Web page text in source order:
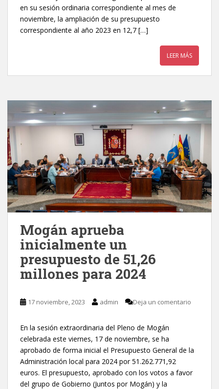
en su sesión ordinaria correspondiente al mes de
noviembre, la ampliación de su presupuesto
correspondiente al año 2023 en 12,7 […]
LEER MÁS
Mogán aprueba
inicialmente un
presupuesto de 51,26
millones para 2024
17 noviembre, 2023 admin Deja un comentario
En la sesión extraordinaria del Pleno de Mogán
celebrada este viernes, 17 de noviembre, se ha
aprobado de forma inicial el Presupuesto General de la
Administración local para 2024 por 51.262.771,92
euros. El presupuesto, aprobado con los votos a favor
del grupo de Gobierno (Juntos por Mogán) y la